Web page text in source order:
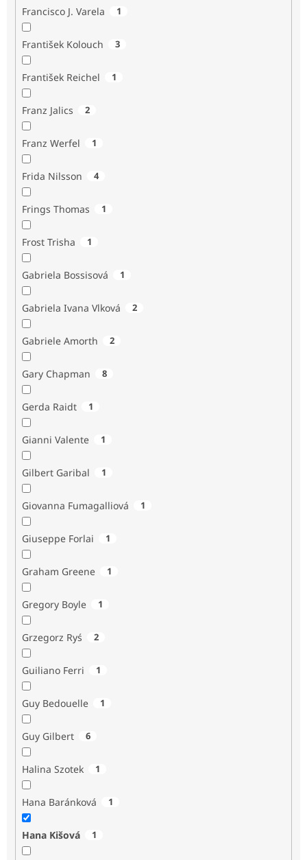
Francisco J. Varela 1
František Kolouch 3
František Reichel 1
Franz Jalics 2
Franz Werfel 1
Frida Nilsson 4
Frings Thomas 1
Frost Trisha 1
Gabriela Bossisová 1
Gabriela Ivana Vlková 2
Gabriele Amorth 2
Gary Chapman 8
Gerda Raidt 1
Gianni Valente 1
Gilbert Garibal 1
Giovanna Fumagalliová 1
Giuseppe Forlai 1
Graham Greene 1
Gregory Boyle 1
Grzegorz Ryś 2
Guiliano Ferri 1
Guy Bedouelle 1
Guy Gilbert 6
Halina Szotek 1
Hana Baránková 1
Hana Kišová 1